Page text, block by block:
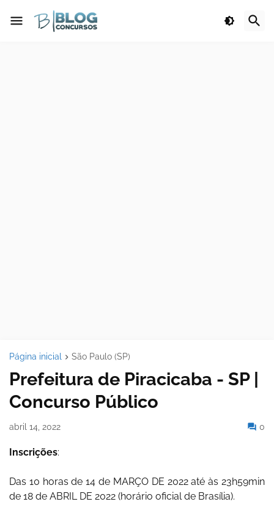
Página inicial São Paulo (SP)
Prefeitura de Piracicaba - SP |
Concurso Público
abril 14, 2022 0
Inscrições:
Das 10 horas de 14 de MARÇO DE 2022 até às 23h59min
de 18 de ABRIL DE 2022 (horário oficial de Brasília).